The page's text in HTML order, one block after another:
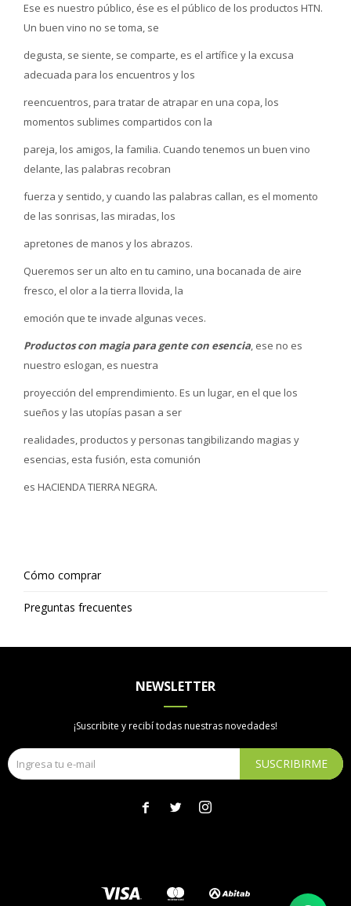
Ese es nuestro público, ése es el público de los productos HTN.
Un buen vino no se toma, se
degusta, se siente, se comparte, es el artífice y la excusa
adecuada para los encuentros y los
reencuentros, para tratar de atrapar en una copa, los
momentos sublimes compartidos con la
pareja, los amigos, la familia. Cuando tenemos un buen vino
delante, las palabras recobran
fuerza y sentido, y cuando las palabras callan, es el momento
de las sonrisas, las miradas, los
apretones de manos y los abrazos.
Queremos ser un alto en tu camino, una bocanada de aire
fresco, el olor a la tierra llovida, la
emoción que te invade algunas veces.
Productos con magia para gente con esencia, ese no es
nuestro eslogan, es nuestra
proyección del emprendimiento. Es un lugar, en el que los
sueños y las utopías pasan a ser
realidades, productos y personas tangibilizando magias y
esencias, esta fusión, esta comunión
es HACIENDA TIERRA NEGRA.
Cómo comprar
Preguntas frecuentes
NEWSLETTER
¡Suscribite y recibí todas nuestras novedades!
SUSCRIBIRME
  